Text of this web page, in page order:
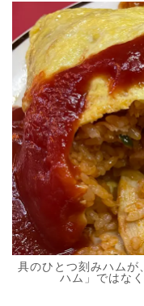
具のひとつ刻みハムが
ハム」ではな